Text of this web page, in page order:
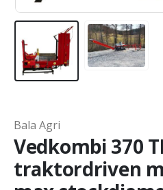
Bala Agri
Vedkombi 370
traktordriven